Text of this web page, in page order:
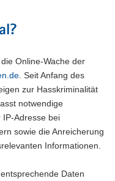
Online-Wache der
. Seit Anfang des
zur Hasskriminalität
notwendige
Adresse bei
sowie die Anreicherung
Informationen.
Daten